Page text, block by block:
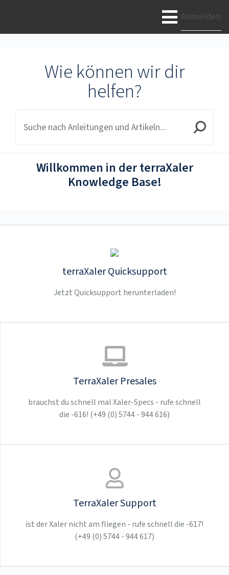
Anmelden
Wie können wir dir
helfen?
Willkommen in der terraXaler
Knowledge Base!
terraXaler Quicksupport
Jetzt Quicksupport herunterladen!
TerraXaler Presales
brauchst du schnell mal Xaler-Specs - rufe schnell
die -616! (+49 (0) 5744 - 944 616)
TerraXaler Support
ist der Xaler nicht am fliegen - rufe schnell die -617!
(+49 (0) 5744 - 944 617)